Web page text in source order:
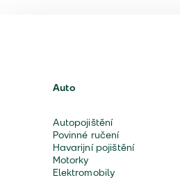
Auto
Autopojištění
Povinné ručení
Havarijní pojištění
Motorky
Elektromobily